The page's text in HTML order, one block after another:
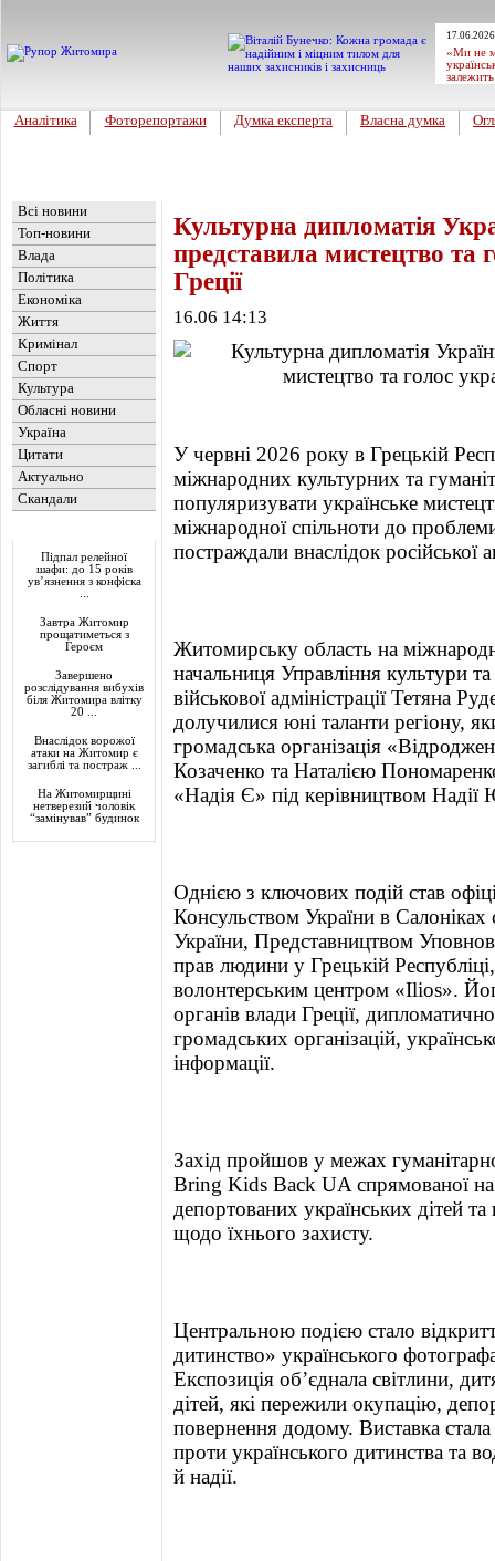
«Ми не
Аналітика Фоторепортажи Думка експерта Власна думка
Всі новини
Топ-новини
Влада
Політика
Економіка
Життя
Кримінал
Спорт
Культура
Обласні новини
Україна
Цитати
Актуально
Скандали
Підпал релейної
шафи: до 15 років
ув’язнення з конфіска
Завтра Житомир
прощатиметься з
Героєм
Завершено
розслідування вибухів
біля Житомира влітку
20 ...
Внаслідок ворожої
атаки на Житомир є
загиблі та постраж ...
На Житомирщині
нетверезий чоловік
“замінував” будинок
Культурна дипломатія
представила мистецтво та
Греції
16.06 14:13
У червні 2026 року в Грецькій
міжнародних культурних та
популяризувати українське
міжнародної спільноти до
постраждали внаслідок російської
Житомирську область на
начальниця Управління культури
військової адміністрації Тетяна
долучилися юні таланти регіону,
громадська організація
Козаченко та Наталією
«Надія Є» під керівництвом
Однією з ключових подій став
Консульством України в
України, Представництвом
прав людини у Грецькій
волонтерським центром «Ilios».
органів влади Греції,
громадських організацій,
інформації.
Захід пройшов у межах
Bring Kids Back UA спрямованої
депортованих українських дітей
щодо їхнього захисту.
Центральною подією стало
дитинство» українського
Експозиція об’єднала світлини,
дітей, які пережили окупацію,
повернення додому. Виставка
проти українського дитинства та
й надії.